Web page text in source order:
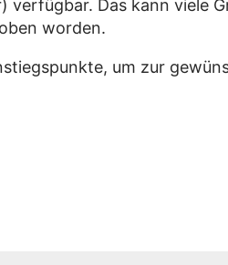
Das kann viele
worden.
um zur